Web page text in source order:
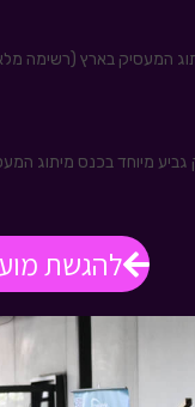
המעסיק של ישראל שיתקיים
להגשת